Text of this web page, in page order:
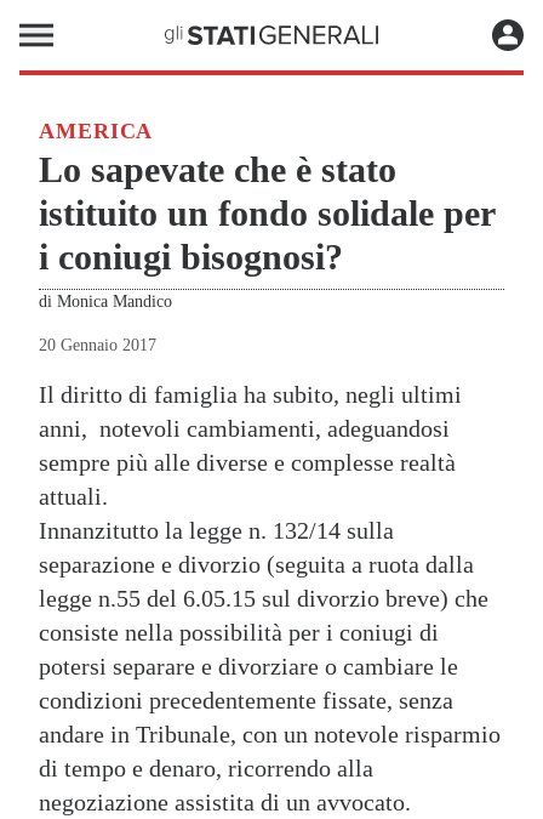
AMERICA
Lo sapevate che è stato
istituito un fondo solidale per
i coniugi bisognosi?
di Monica Mandico
20 Gennaio 2017
Il diritto di famiglia ha subito, negli ultimi
anni, notevoli cambiamenti, adeguandosi
sempre più alle diverse e complesse realtà
attuali.
Innanzitutto la legge n. 132/14 sulla
separazione e divorzio (seguita a ruota dalla
legge n.55 del 6.05.15 sul divorzio breve) che
consiste nella possibilità per i coniugi di
potersi separare e divorziare o cambiare le
condizioni precedentemente fissate, senza
andare in Tribunale, con un notevole risparmio
di tempo e denaro, ricorrendo alla
negoziazione assistita di un avvocato.